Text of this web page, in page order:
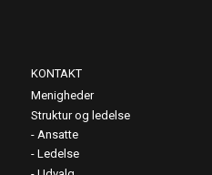
KONTAKT
Menigheder
Struktur og ledelse
Ansatte
Ledelse